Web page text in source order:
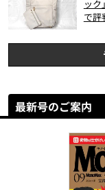
ッ
で評
最新号のご案内